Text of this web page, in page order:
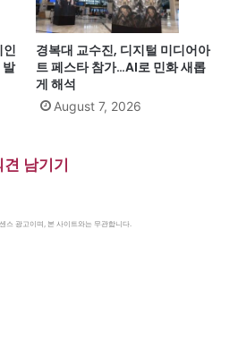
인
경복대 교수진, 디지털 미디어아
트 페스타 참가…AI로 민화 새롭
게 해석
August 7, 2026
견 남기기
스 광고이며, 본 사이트와는 무관합니다.